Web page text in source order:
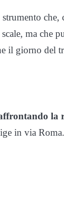
strumento che,
ma che
il giorno del
la
in via Roma.